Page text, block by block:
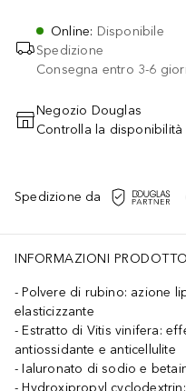
Online: Disponibile
Spedizione
Consegna entro 3-6
Negozio Douglas
Controlla la
Spedizione da
INFORMAZIONI PRODOTTO
Polvere di rubino: azione
elasticizzante
Estratto di Vitis vinifera:
antiossidante e anticellulite
Ialuronato di sodio e
Hydroxipropyl